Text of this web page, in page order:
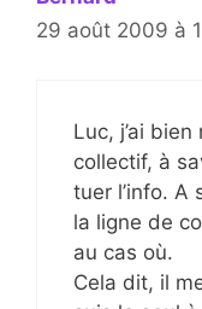
29 août 2009 à
Luc, j’ai
collectif, à
tuer l’info. A
la ligne de
au cas où.
Cela dit, il